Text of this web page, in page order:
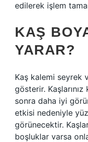
edilerek işlem
KAŞ
YARAR?
Kaş kalemi seyrek
gösterir.
sonra daha iyi
etkisi nedeniyle
görünecektir.
boşluklar varsa